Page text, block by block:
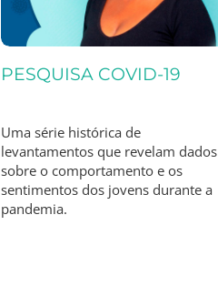
PESQUISA COVID-19
Uma série histórica de
levantamentos que revelam dados
sobre o comportamento e os
sentimentos dos jovens durante a
pandemia.